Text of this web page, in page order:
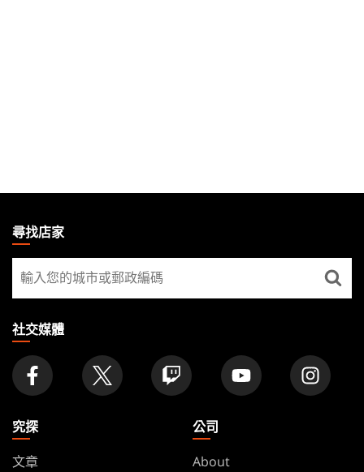
THE
GATHERING
FOOTER
尋找店家
尋
找
家
社交媒體
究探
文章
公司
About